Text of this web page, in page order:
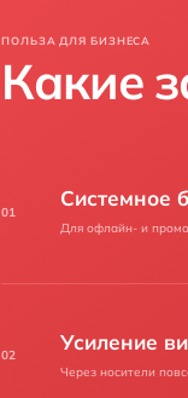
ПОЛЬЗА ДЛЯ БИЗНЕСА
Какие
01
Системное
Для офлайн- и
02
Усиление
Через носители